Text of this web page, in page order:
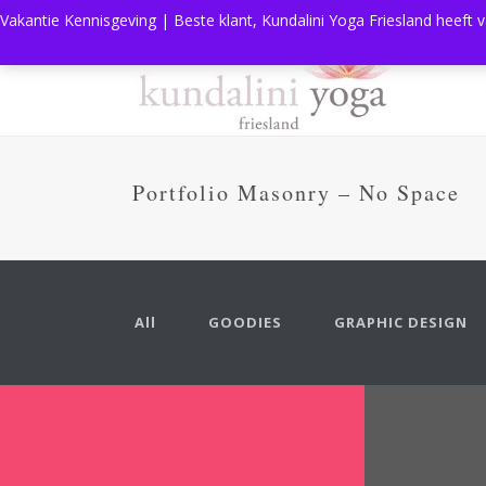
Portfolio Masonry – No Space
All GOODIES GRAPHIC DESIGN
Vakantie Kennisgeving | Beste klant, Kundalini Yoga Friesland